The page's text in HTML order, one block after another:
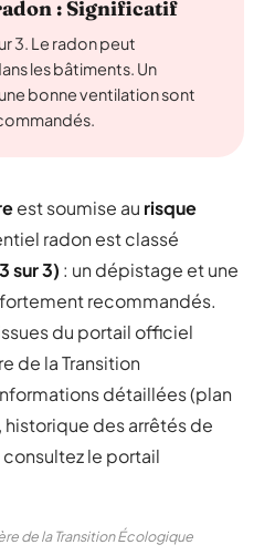
: Significatif
3. Le radon peut
les bâtiments. Un
bonne ventilation sont
est soumise au risque
radon est classé
sur 3) : un dépistage et une
recommandés.
du portail officiel
de la Transition
détaillées (plan
des arrêtés de
le portail
de la Transition Écologique